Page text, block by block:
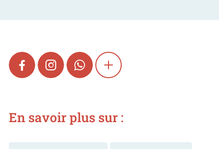
FACEBOOKINSTAGRAMWHATSAPPSHOW MORE
En savoir plus sur :